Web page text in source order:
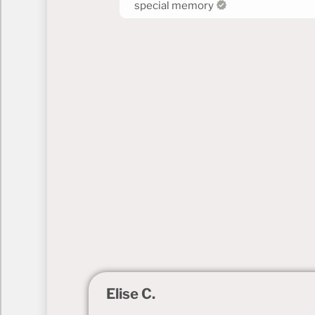
special memory
Dès notre arrivé, elle nous a mis très à
Elise C.